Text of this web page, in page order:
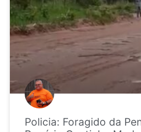
Policia: Foragido da